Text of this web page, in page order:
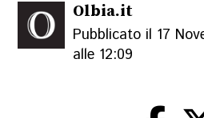
Olbia.it
Pubblicato il 17
alle 12:09